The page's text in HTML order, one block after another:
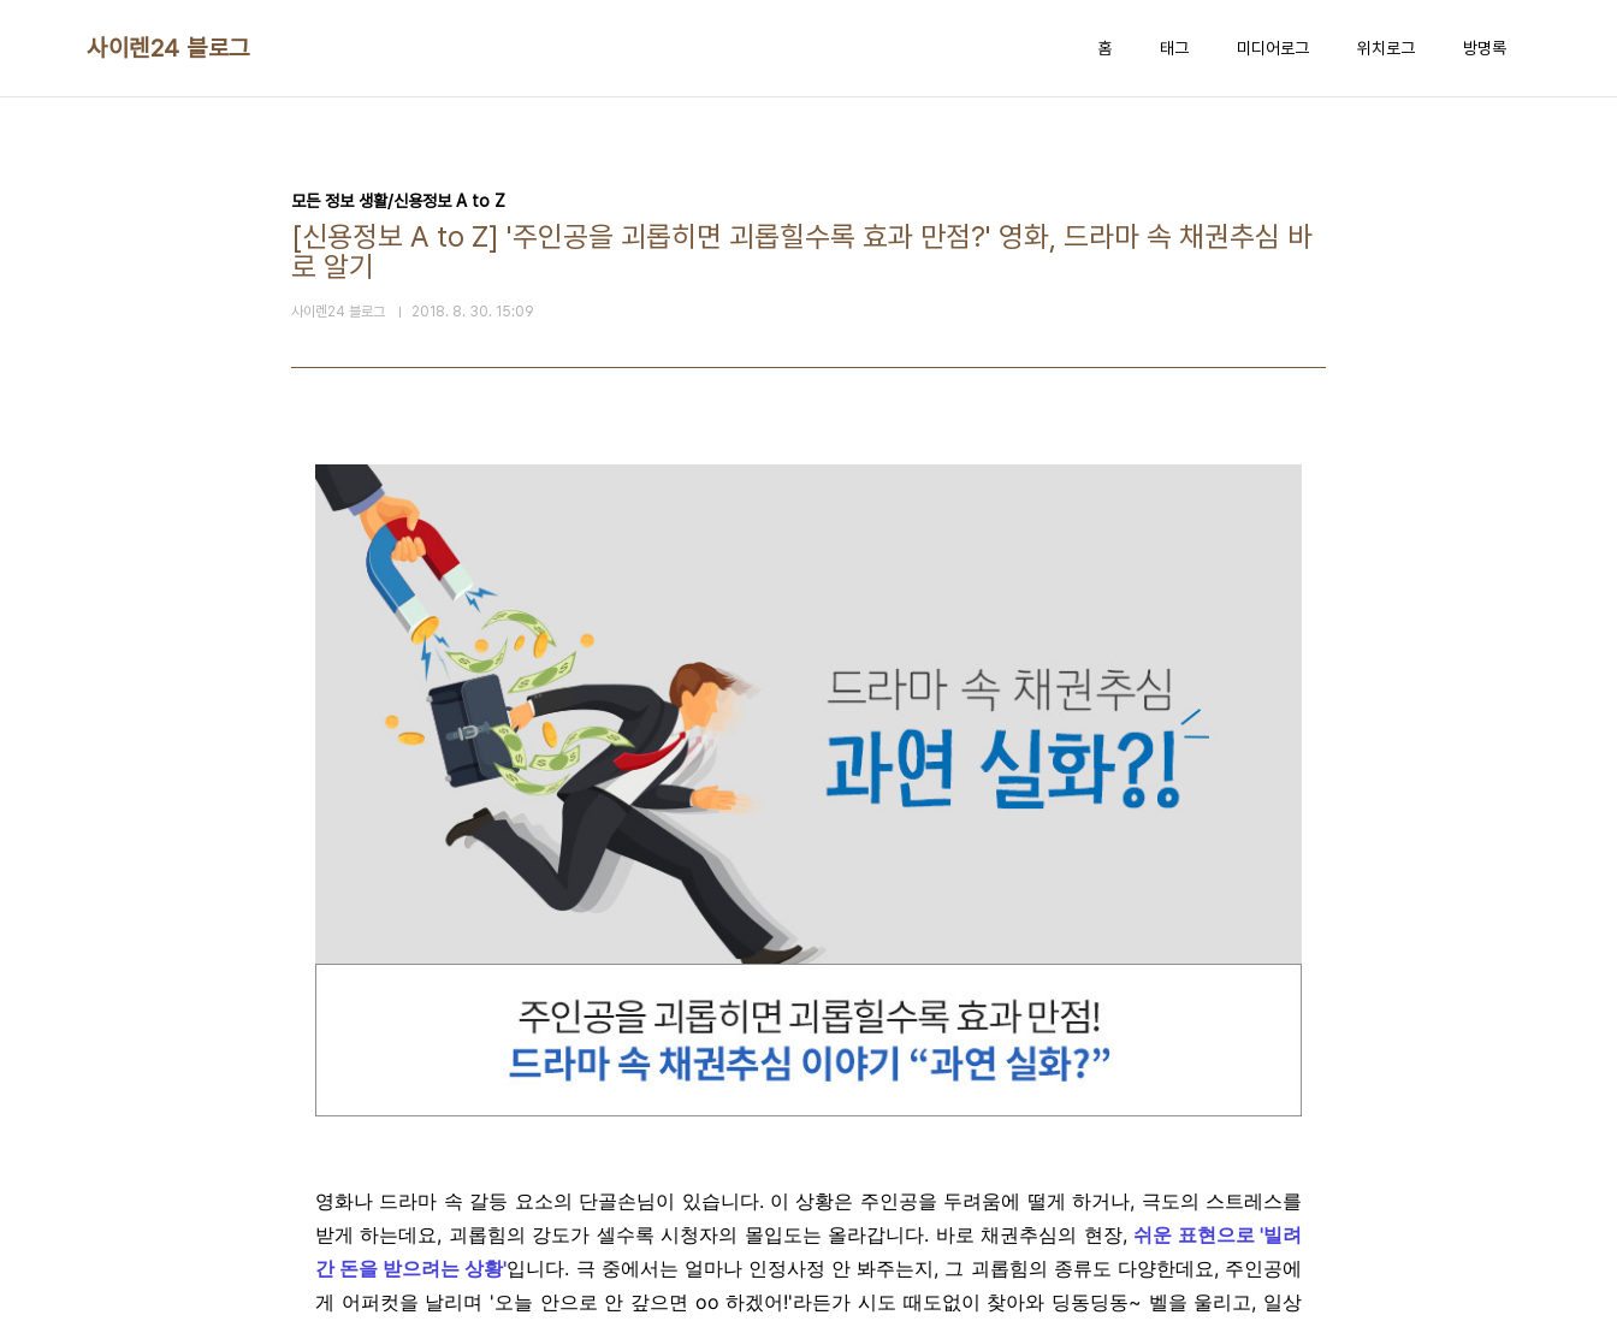
사이렌24 블로그 홈 태그 미디어로그 위치로그 방명록
모든 정보 생활/신용정보 A to Z
[신용정보 A to Z] '주인공을 괴롭히면 괴롭힐수록 효과 만점?' 영화, 드라마 속 채권추심 바
로 알기
사이렌24 블로그 2018. 8. 30. 15:09
영화나 드라마 속 갈등 요소의 단골손님이 있습니다. 이 상황은 주인공을 두려움에 떨게 하거나, 극도의 스트레스를
받게 하는데요, 괴롭힘의 강도가 셀수록 시청자의 몰입도는 올라갑니다. 바로 채권추심의 현장, 쉬운 표현으로 '빌려
간 돈을 받으려는 상황'입니다. 극 중에서는 얼마나 인정사정 안 봐주는지, 그 괴롭힘의 종류도 다양한데요, 주인공에
게 어퍼컷을 날리며 '오늘 안으로 안 갚으면 oo 하겠어!'라든가 시도 때도없이 찾아와 딩동딩동~ 벨을 울리고, 일상